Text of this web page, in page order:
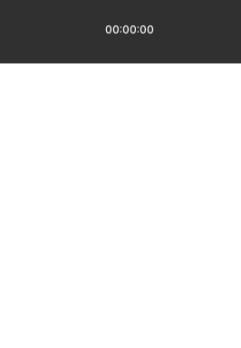
00:00:00
QUI SOMMES-NOUS?